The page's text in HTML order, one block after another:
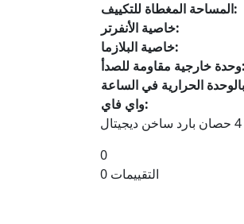
المساحة المغطاة للتكييف:
خاصية الأنفرتر:
خاصية البلازما:
وحدة خارجية مقاومة للصدأ:
واي فاي:
0
0 التقييمات